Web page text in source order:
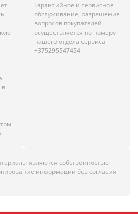
в
Гарантийное и сервисное
обслуживание, разрешение
вопросов покупателей
осуществляется по номеру
нашего отдела сервиса
+375295547454
являются собственностью
информации без согласия